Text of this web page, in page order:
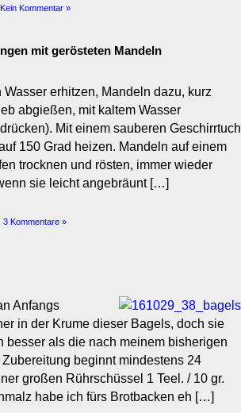
Kein Kommentar »
mit gerösteten Mandeln
erhitzen, Mandeln dazu, kurz
abgießen, mit kaltem Wasser
Mit einem sauberen Geschirrtuch
150 Grad heizen. Mandeln auf einem
trocknen und rösten, immer wieder
sie leicht angebräunt […]
3 Kommentare »
Anfangs
in der Krume dieser Bagels, doch sie
besser als die nach meinem bisherigen
beginnt mindestens 24
großen Rührschüssel 1 Teel. / 10 gr.
habe ich fürs Brotbacken eh […]